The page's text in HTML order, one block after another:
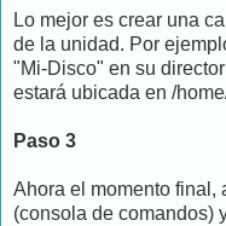
Lo mejor es crear una
de la unidad. Por
"Mi-Disco" en su
estará ubicada en /
Paso 3
Ahora el momento final,
(consola de comandos)